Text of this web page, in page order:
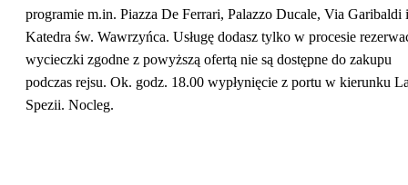
programie m.in. Piazza De Ferrari, Palazzo Ducale, Via Garibaldi i
Katedra św. Wawrzyńca. Usługę dodasz tylko w procesie
wycieczki zgodne z powyższą ofertą nie są dostępne do zakupu
podczas rejsu. Ok. godz. 18.00 wypłynięcie z portu w kierunku
Spezii. Nocleg.